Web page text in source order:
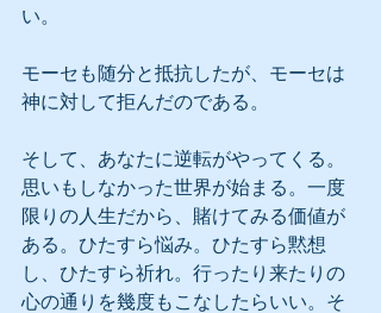
い。
モーセも随分と抵抗したが、モーセは
神に対して拒んだのである。
そして、あなたに逆転がやってくる。
思いもしなかった世界が始まる。一度
限りの人生だから、賭けてみる価値が
ある。ひたすら悩み。ひたすら黙想
し、ひたすら祈れ。行ったり来たりの
心の通りを幾度もこなしたらいい。そ